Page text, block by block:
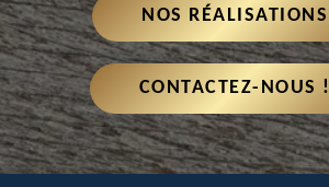
NOS RÉALISATIONS
CONTACTEZ-NOUS !